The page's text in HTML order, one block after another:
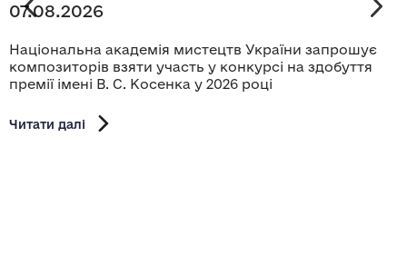
07.08.2026
Національна академія мистецтв України запрошує
композиторів взяти участь у конкурсі на здобуття
премії імені В. С. Косенка у 2026 році
Читати далі